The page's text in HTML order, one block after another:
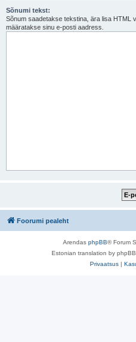
Sõnumi tekst:
Sõnum saadetakse tekstina, ära lisa HTML
määratakse sinu e-posti aadress.
Foorumi pealeht
Arendas phpBB® Forum
Estonian translation by
Privaatsus |